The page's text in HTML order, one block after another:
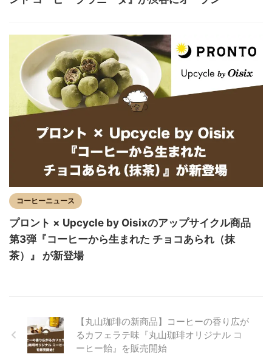
コーヒーニュース
プロント × Upcycle by Oisixのアップサイクル商品
第3弾『コーヒーから生まれた チョコあられ（抹
茶）』 が新登場
【丸山珈琲の新商品】コーヒーの香り広が
るカフェラテ味『丸山珈琲オリジナル コ
ーヒー飴』を販売開始